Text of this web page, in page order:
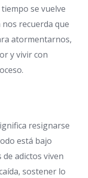
se vuelve
recuerda que
atormentarnos,
y vivir con
resignarse
está bajo
adictos viven
sostener lo